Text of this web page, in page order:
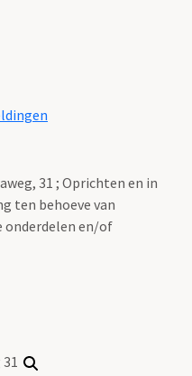
31 ; Oprichten en in
ten behoeve van
onderdelen en/of